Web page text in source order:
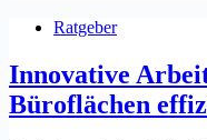
Ratgeber
Innovative
Büroflächen